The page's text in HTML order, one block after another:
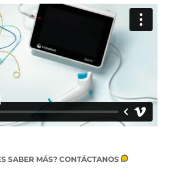
SABER MÁS? CONTÁCTANOS